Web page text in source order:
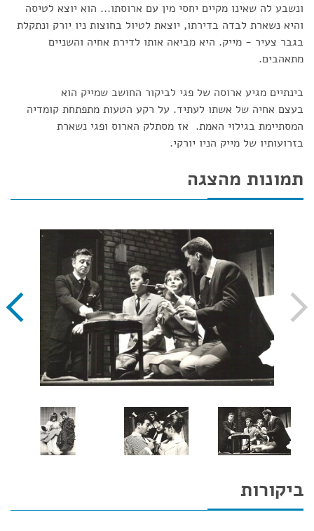
ונשבע לה שאינו מקיים יחסי מין עם ארוסתו... הוא יוצא לטיסה
והיא נשארת לבדה בדירתו, יוצאת לטיול בחוצות ניו יורק ונתקלת
בגבר צעיר - מייק. היא מביאה אותו לדירת אחיה והשניים
מתאהבים.
בינתיים מגיע ארוסה של פגי לביקור החושב שמייק הוא
בעצם אחיה של אשתו לעתיד. על רקע הטעות מתפתחת קומדיה
המסתיימת בגילוי האמת. אז מסתלק הארוס ופגי נשארת
בזרועותיו של מייק הניו יורקי.
תמונות מהצגה
ביקורות